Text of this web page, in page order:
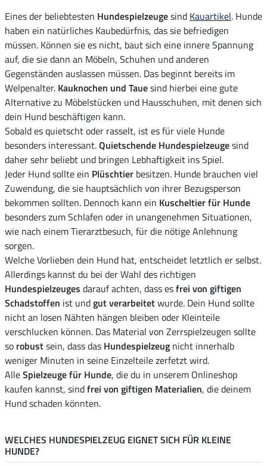
Eines der beliebtesten Hundespielzeugesind Kauartikel. Hunde
haben ein natürliches Kaubedürfnis, das sie befriedigen
müssen. Können sie es nicht, baut sich eine innere Spannung
auf, die sie dann an Möbeln, Schuhen und anderen
Gegenständen auslassen müssen. Das beginnt bereits im
Welpenalter. Kauknochen und Tauesind hierbei eine gute
Alternative zu Möbelstücken und Hausschuhen, mit denen sich
dein Hund beschäftigen kann.
Sobald es quietscht oder rasselt, ist es für viele Hunde
besonders interessant.Quietschende Hundespielzeugesind
daher sehr beliebt und bringen Lebhaftigkeit ins Spiel.
Jeder Hund sollte ein Plüschtier besitzen. Hunde brauchen viel
Zuwendung, die sie hauptsächlich von ihrer Bezugsperson
bekommen sollten. Dennoch kann ein Kuscheltier für Hunde
besonders zum Schlafen oder in unangenehmen Situationen,
wie nach einem Tierarztbesuch, für die nötige Anlehnung
sorgen.
Welche Vorlieben dein Hund hat, entscheidet letztlich er selbst.
Allerdings kannst du bei der Wahl des richtigen
Hundespielzeuges darauf achten, dass esfrei von giftigen
Schadstoffen ist undgut verarbeitetwurde. Dein Hund sollte
nicht an losen Nähten hängen bleiben oder Kleinteile
verschlucken können. Das Material von Zerrspielzeugen sollte
so robustsein, dass das Hundespielzeug nicht innerhalb
weniger Minuten in seine Einzelteile zerfetzt wird.
AlleSpielzeuge für Hunde, die du in unserem Onlineshop
kaufen kannst, sindfrei von giftigen Materialien, die deinem
Hund schaden könnten.
WELCHES HUNDESPIELZEUG EIGNET SICH FÜR KLEINE
HUNDE?